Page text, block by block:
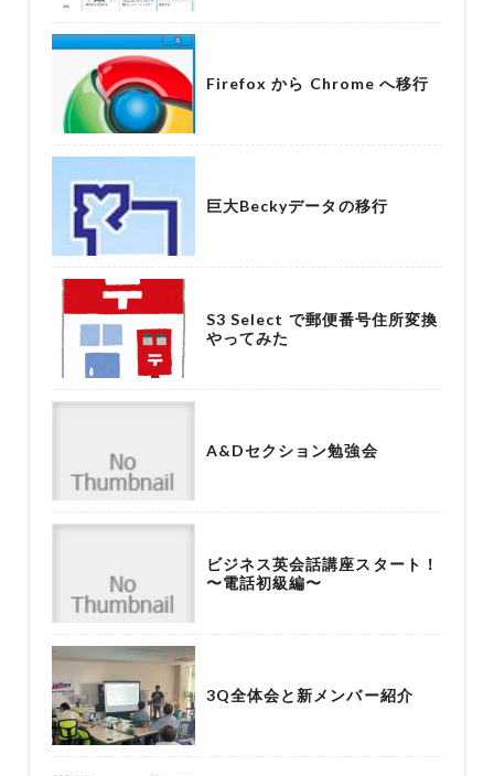
Firefox から Chrome へ移行
巨大Beckyデータの移行
S3 Select で郵便番号住所変換
やってみた
A&Dセクション勉強会
ビジネス英会話講座スタート！
〜電話初級編〜
3Q全体会と新メンバー紹介